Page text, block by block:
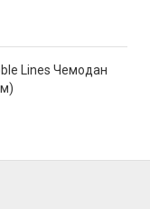
Lines Чемодан